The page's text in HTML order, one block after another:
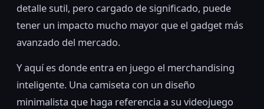
detalle sutil, pero cargado de significado, puede
tener un impacto mucho mayor que el gadget más
avanzado del mercado.
Y aquí es donde entra en juego el merchandising
inteligente. Una camiseta con un diseño
minimalista que haga referencia a su videojuego